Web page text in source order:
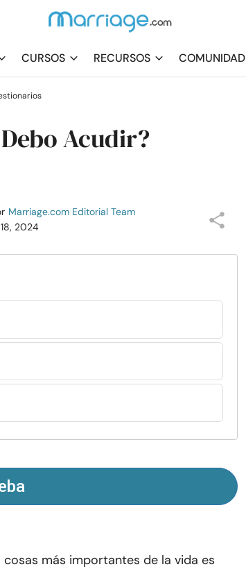
CURSOS RECURSOS COMUNIDAD
Acudir?
Marriage.com Editorial Team
2024
cosas más importantes de la vida es